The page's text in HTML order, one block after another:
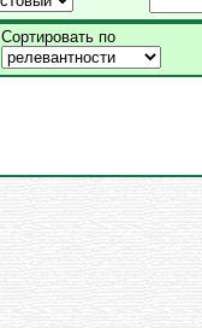
Сортировать по